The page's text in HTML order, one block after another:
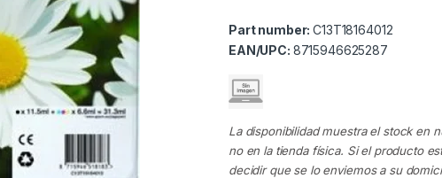
Part number:C13T18164012
EAN/UPC: 8715946625287
La disponibilidad muestra el stock en
no en la tienda física. Si el producto
decidir que se lo enviemos a su